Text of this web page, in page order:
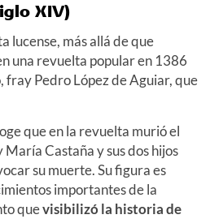
XIV)
lucense, más allá de que
una revuelta popular en 1386
fray Pedro López de Aguiar, que
que en la revuelta murió el
Castaña y sus dos hijos
su muerte. Su figura es
importantes de la
quevisibilizó la historia de